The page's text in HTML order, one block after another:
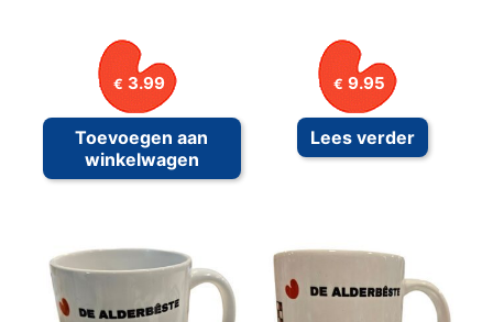
€ 3.99
Toevoegen aan
winkelwagen
€ 9.95
Lees verder